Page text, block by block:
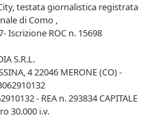
testata giornalistica registrata
di Como ,
Iscrizione ROC n. 15698
S.R.L.
4 22046 MERONE (CO) -
- REA n. 293834 CAPITALE
30.000 i.v.